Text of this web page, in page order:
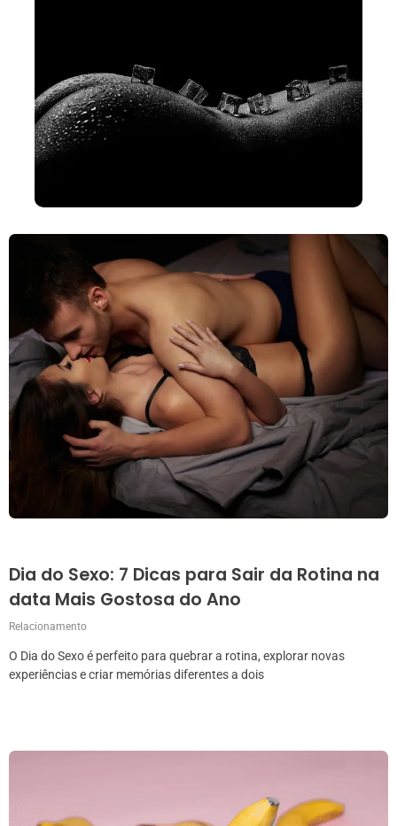
Dia do Sexo: 7 Dicas para Sair da Rotina na
data Mais Gostosa do Ano
Relacionamento
O Dia do Sexo é perfeito para quebrar a rotina, explorar novas
experiências e criar memórias diferentes a dois